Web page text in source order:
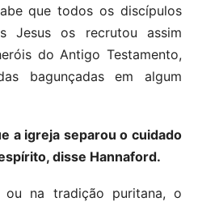
que todos os discípulos
Jesus os recrutou assim
do Antigo Testamento,
bagunçadas em algum
a igreja separou o cuidado
disse Hannaford.
ou na tradição puritana, o